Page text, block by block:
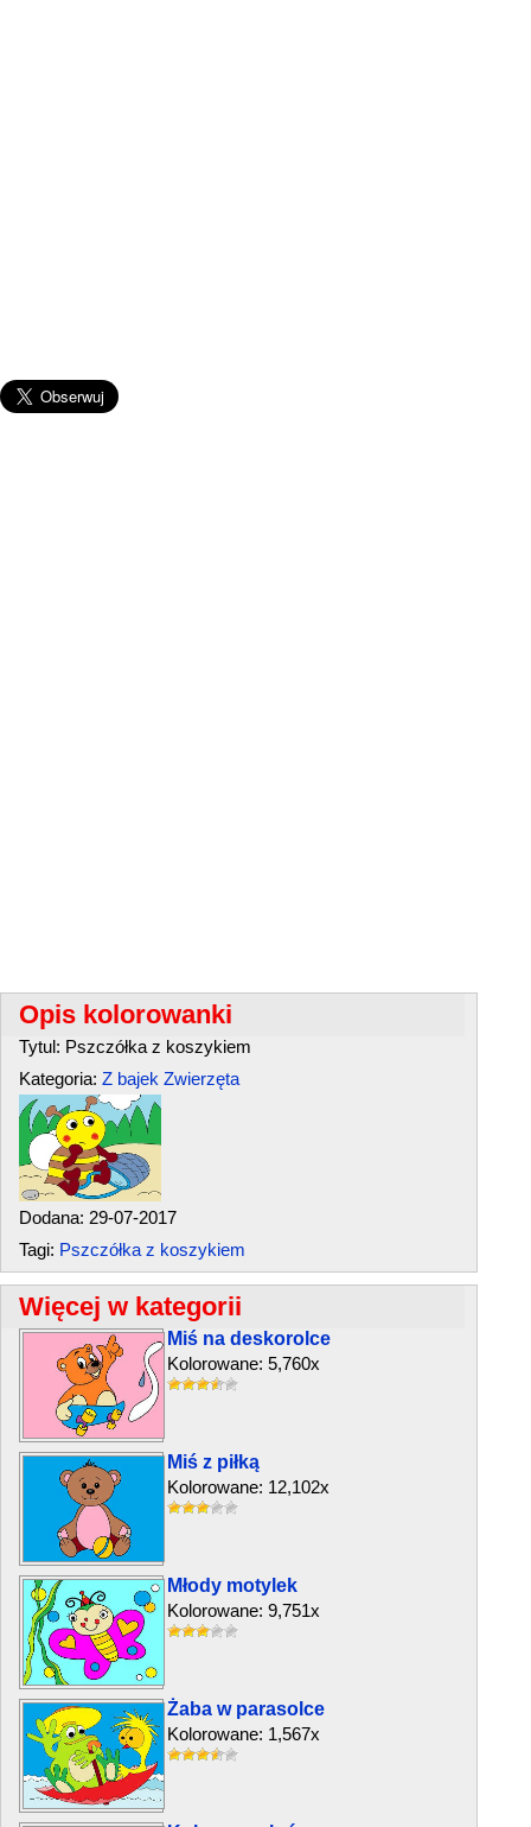
Opis kolorowanki
Tytul: Pszczółka z koszykiem
Kategoria: Z bajek Zwierzęta
Dodana: 29-07-2017
Tagi: Pszczółka z koszykiem
Więcej w kategorii
Miś na deskorolce
Kolorowane: 5,760x
Miś z piłką
Kolorowane: 12,102x
Młody motylek
Kolorowane: 9,751x
Żaba w parasolce
Kolorowane: 1,567x